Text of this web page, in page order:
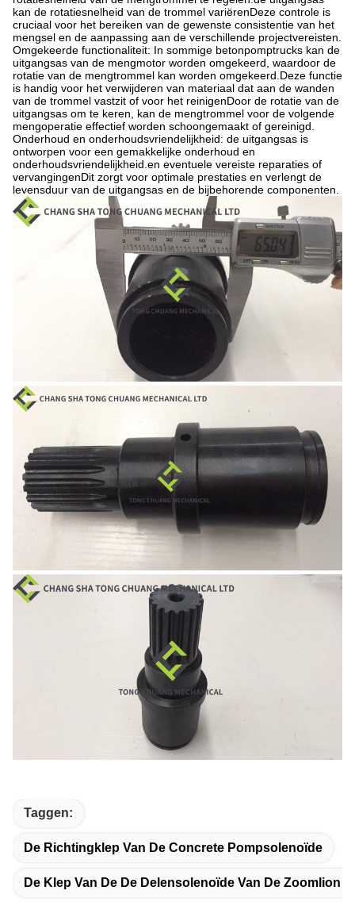
kan de rotatiesnelheid van de trommel variërenDeze controle is
cruciaal voor het bereiken van de gewenste consistentie van het
mengsel en de aanpassing aan de verschillende projectvereisten.
Omgekeerde functionaliteit: In sommige betonpomptrucks kan de
uitgangsas van de mengmotor worden omgekeerd, waardoor de
rotatie van de mengtrommel kan worden omgekeerd.Deze functie
is handig voor het verwijderen van materiaal dat aan de wanden
van de trommel vastzit of voor het reinigenDoor de rotatie van de
uitgangsas om te keren, kan de mengtrommel voor de volgende
mengoperatie effectief worden schoongemaakt of gereinigd.
Onderhoud en onderhoudsvriendelijkheid: de uitgangsas is
ontworpen voor een gemakkelijke onderhoud en
onderhoudsvriendelijkheid.en eventuele vereiste reparaties of
vervangingenDit zorgt voor optimale prestaties en verlengt de
levensduur van de uitgangsas en de bijbehorende componenten.
Taggen:
De Richtingklep Van De Concrete Pompsolenoïde
De Klep Van De De Delensolenoïde Van De Zoomlion